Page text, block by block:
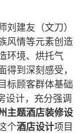
刘建友（文刀）
风情等元素创造
环境、烘托气
得到深刻感受，
标顾客群体基础
设计，充分强调
主题酒店装修设
个酒店设计项目